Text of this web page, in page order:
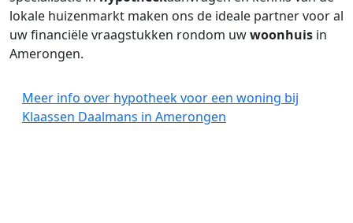
lokale huizenmarkt maken ons de ideale partner voor al
uw financiële vraagstukken rondom uwwoonhuis in
Amerongen.
Meer info over hypotheek voor een woning bij
Klaassen Daalmans in Amerongen